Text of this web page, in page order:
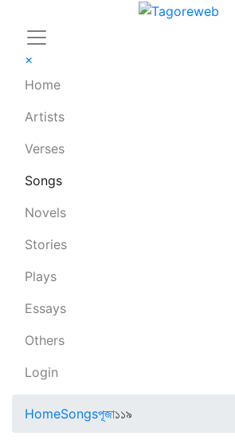
×
Home
Artists
Verses
Songs
Novels
Stories
Plays
Essays
Others
Login
HomeSongsপূজা১১৯